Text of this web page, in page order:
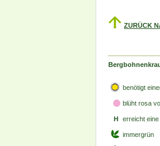
ZURÜCK
benötigt
blüht rosa
H erreicht
immergrün